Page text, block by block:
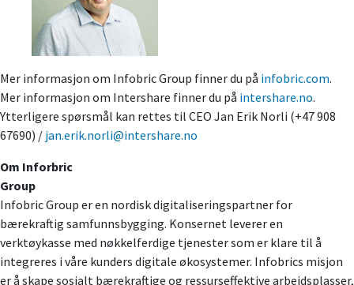
Mer informasjon om Infobric Group finner du på infobric.com.
Mer informasjon om Intershare finner du på intershare.no.
Ytterligere spørsmål kan rettes til CEO Jan Erik Norli (+47 908
67690) / jan.erik.norli@intershare.no
Om Inforbric
Group
Infobric Group er en nordisk digitaliseringspartner for
bærekraftig samfunnsbygging. Konsernet leverer en
verktøykasse med nøkkelferdige tjenester som er klare til å
integreres i våre kunders digitale økosystemer. Infobrics misjon
er å skape sosialt bærekraftige og ressurseffektive arbeidsplasser,